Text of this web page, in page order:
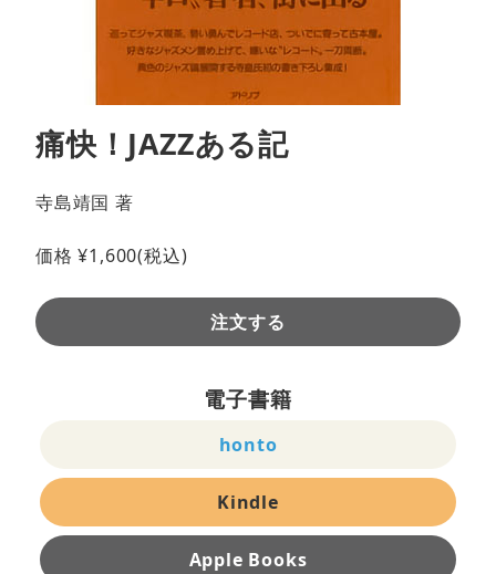
痛快！JAZZある記
寺島靖国 著
価格¥1,600(税込)
注文する
電子書籍
honto
Kindle
Apple Books